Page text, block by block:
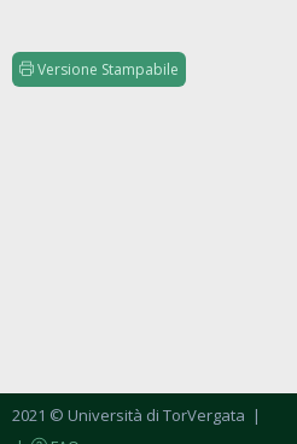
Versione Stampabile
2021 © Università di TorVergata |